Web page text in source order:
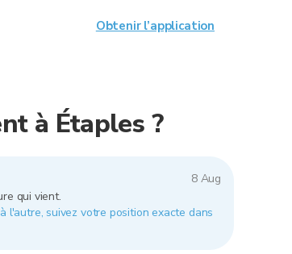
à Étaples ?
8 Aug
qui vient.
l'autre, suivez votre position exacte dans
Obtenir l’application